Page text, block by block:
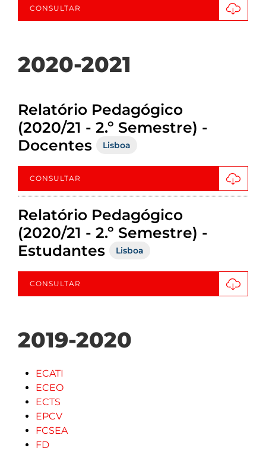
CONSULTAR
2020-2021
Relatório Pedagógico
(2020/21 - 2.º Semestre) -
Docentes
Lisboa
CONSULTAR
Relatório Pedagógico
(2020/21 - 2.º Semestre) -
Estudantes
Lisboa
CONSULTAR
2019-2020
ECATI
ECEO
ECTS
EPCV
FCSEA
FD